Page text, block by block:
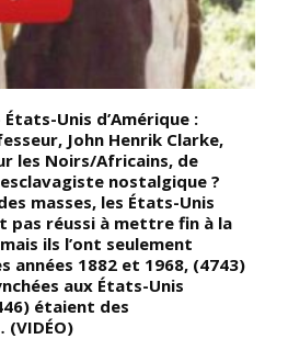
Unis d’Amérique :
John Henrik Clarke,
les Noirs/Africains, de
nostalgique ?
masses, les États-Unis
pas réussi à mettre fin à la
ils l’ont seulement
années 1882 et 1968, (4743)
aux États-Unis
étaient des